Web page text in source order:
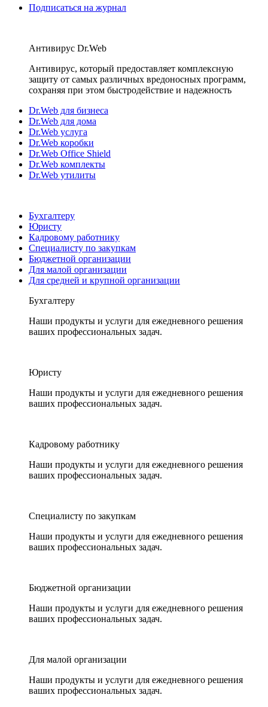
Подписаться на журнал
Антивирус Dr.Web
Антивирус, который предоставляет комплексную
защиту от самых различных вредоносных программ,
сохраняя при этом быстродействие и надежность
Dr.Web для бизнеса
Dr.Web для дома
Dr.Web услуга
Dr.Web коробки
Dr.Web Office Shield
Dr.Web комплекты
Dr.Web утилиты
Бухгалтеру
Юристу
Кадровому работнику
Специалисту по закупкам
Бюджетной организации
Для малой организации
Для средней и крупной организации
Бухгалтеру
Наши продукты и услуги для ежедневного решения
ваших профессиональных задач.
Юристу
Наши продукты и услуги для ежедневного решения
ваших профессиональных задач.
Кадровому работнику
Наши продукты и услуги для ежедневного решения
ваших профессиональных задач.
Специалисту по закупкам
Наши продукты и услуги для ежедневного решения
ваших профессиональных задач.
Бюджетной организации
Наши продукты и услуги для ежедневного решения
ваших профессиональных задач.
Для малой организации
Наши продукты и услуги для ежедневного решения
ваших профессиональных задач.